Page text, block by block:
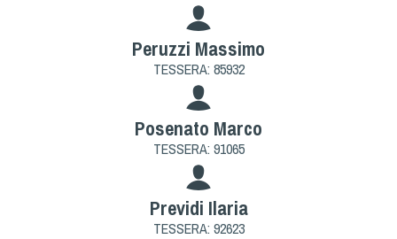
Peruzzi Massimo
TESSERA: 85932
Posenato Marco
TESSERA: 91065
Previdi Ilaria
TESSERA: 92623